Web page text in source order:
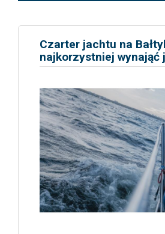
Czarter jachtu na
najkorzystniej wynająć